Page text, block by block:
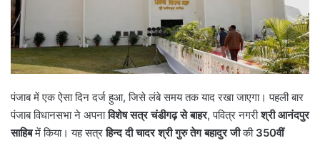
पंजाब में एक ऐसा दिन दर्ज हुआ, जिसे लंबे समय तक याद रखा जाएगा। पहली बार
पंजाब विधानसभा ने अपनाविशेष सत्र चंडीगढ़ से बाहर, पवित्र नगरीश्री आनंदपुर
साहिबमें किया। यह सत्रहिन्द दी चादर श्री गुरु तेग बहादुर जीकी 350वीं